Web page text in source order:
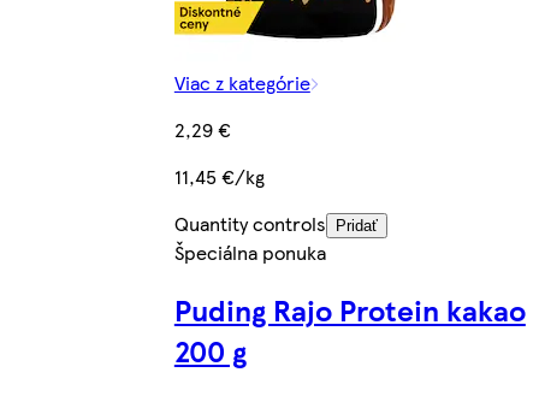
Viac z kategórie
2,29 €
11,45 €/kg
Quantity controls
Pridať
Špeciálna ponuka
Puding Rajo Protein kakao
200 g